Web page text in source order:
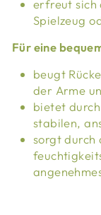
erfreut sich
Spielzeug
Für eine
beugt
der Arme
bietet
stabilen,
sorgt durch